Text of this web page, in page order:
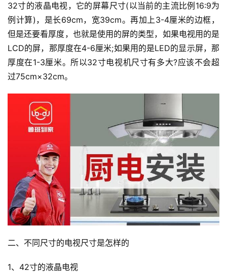
32寸的液晶电视，它的屏幕尺寸(以当前的主流比例16:9为
例计算)，是长69cm，宽39cm。再加上3-4厘米的边框，
但是还要看厚度，也就是使用的屏的类型，如果电视用的是
LCD的屏，那厚度在4-6厘米;如果用的是LED的显示屏，那
厚度在1-3厘米。所以32寸电视机尺寸有多大?应该不会超
过75cm×32cm。
二、不同尺寸的电视尺寸是怎样的
1、42寸的液晶电视